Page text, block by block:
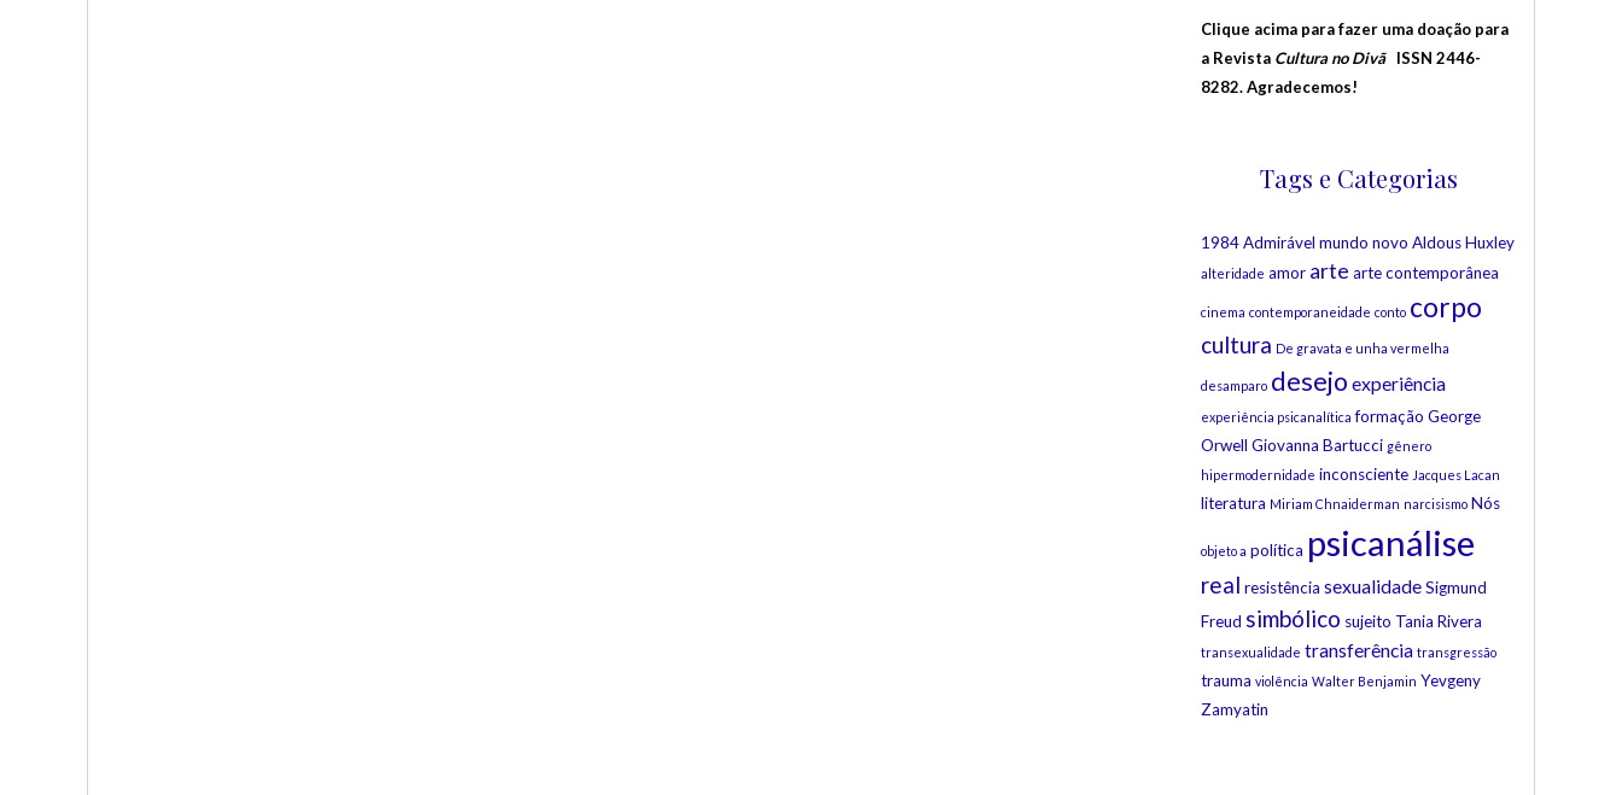
Clique acima para fazer uma doação para
a Revista Cultura no Divã ISSN 2446-
8282. Agradecemos!
Tags e Categorias
1984 Admirável mundo novo Aldous Huxley
alteridade amor arte arte contemporânea
cinema contemporaneidade conto corpo
cultura De gravata e unha vermelha
desamparo desejo experiência
experiência psicanalítica formação George
Orwell Giovanna Bartucci gênero
hipermodernidade inconsciente Jacques Lacan
literatura Miriam Chnaiderman narcisismo Nós
objeto a política psicanálise
real resistência sexualidade Sigmund
Freud simbólico sujeito Tania Rivera
transexualidade transferência transgressão
trauma violência Walter Benjamin Yevgeny
Zamyatin